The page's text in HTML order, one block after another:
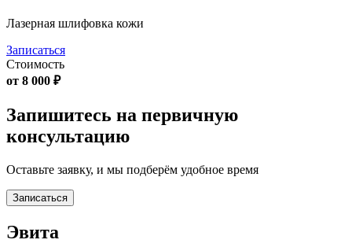
Лазерная шлифовка кожи
Записаться
Стоимость
от 8 000 ₽
Запишитесь на первичную
консультацию
Оставьте заявку, и мы подберём удобное время
Записаться
Эвита